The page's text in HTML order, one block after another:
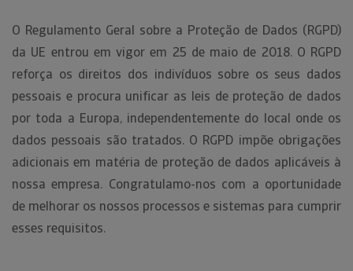
O Regulamento Geral sobre a Proteção de Dados (RGPD)
da UE entrou em vigor em 25 de maio de 2018. O RGPD
reforça os direitos dos indivíduos sobre os seus dados
pessoais e procura unificar as leis de proteção de dados
por toda a Europa, independentemente do local onde os
dados pessoais são tratados. O RGPD impõe obrigações
adicionais em matéria de proteção de dados aplicáveis à
nossa empresa. Congratulamo-nos com a oportunidade
de melhorar os nossos processos e sistemas para cumprir
esses requisitos.